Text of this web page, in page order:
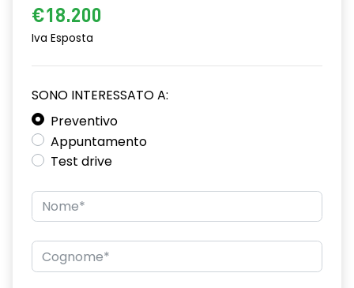
Distance warning avviso distanza di sicurezza
Driver display con schermo TFT da 3,5''
Eco Mode
compatibile 2G/3G o 4G/5G in base al veicolo
Firma luminosa pixelata con fari full LED
HARM03
€18.200
Iva Esposta
SONO INTERESSATO A:
Preventivo
Appuntamento
Test drive